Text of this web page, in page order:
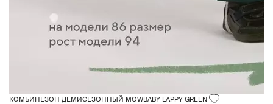
КОМБИНЕЗОН ДЕМИСЕЗОННЫЙ MOWBABY LAPPY GREEN